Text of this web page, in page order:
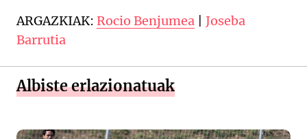
ARGAZKIAK: Rocio Benjumea
Joseba
Barrutia
Albiste erlazionatuak